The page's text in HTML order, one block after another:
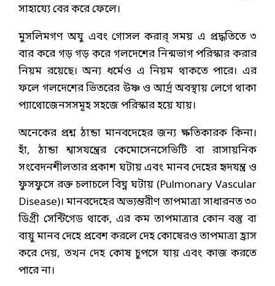
সাহায্যে বের করে ফেলে।
মুসলিমগণ অযু এবং গোসল করার্ সময় এ প্রদ্ধতিতে ৩
বার করে গড় গড় করে গলদেশের নিন্মভাগ পরিস্কার করার
নিয়ম রয়েছে। অন্য ধর্মেও এ নিয়ম থাকতে পারে। এর
ফলে গলদেশের ভিতরের উষ্ণ ও আর্দ্র অবস্থায় লেগে থাকা
প্যাথোজেনসসমূহ সহজে পরিস্কার হয়ে যায়।
অনেকের প্রশ্ন ঠান্ডা মানবদেহের জন্য ক্ষতিকারক কিনা।
হাঁ, ঠান্ডা শ্বাসযন্ত্রের কেমোসেনসেভিটি বা রাসায়নিক
সংবেদনশীলতার প্রকাশ ঘটায় এবং মানব দেহের হৃদযন্ত্র ও
ফুসফুসে রক্ত চলাচলে বিঘ্ন ঘটায় (Pulmonary Vascular
Disease)। মানবদেহের অভ্যন্তরীণ তাপমাত্রা সাধারনত ৩০
ডিগ্রী সেন্টিগেড থাকে, এর কম তাপমাত্রার কোন বস্তু বা
বায়ু মানব দেহে প্রবেশ করলে দেহ কোষেরও তাপমাত্রা হ্রাস
করে দেয়, তখন দেহ কোষ চুপসে যায় এবং কাজ করতে
পারে না।